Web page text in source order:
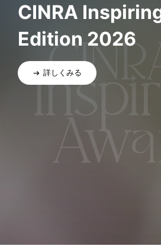
CINRA
Edition 2026
詳しくみる